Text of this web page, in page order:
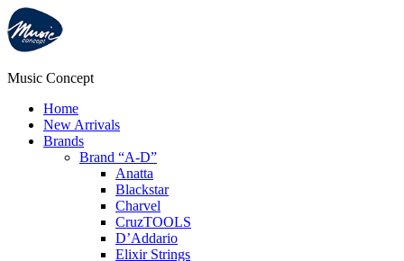
Music Concept
Home
New Arrivals
Brands
Brand “A-D”
Anatta
Blackstar
Charvel
CruzTOOLS
D’Addario
Elixir Strings